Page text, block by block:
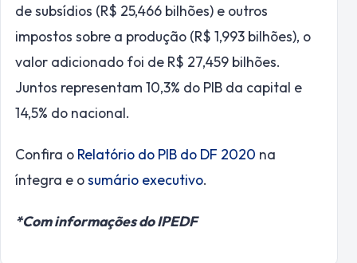
de subsídios (R$ 25,466 bilhões) e outros
impostos sobre a produção (R$ 1,993 bilhões), o
valor adicionado foi de R$ 27,459 bilhões.
Juntos representam 10,3% do PIB da capital e
14,5% do nacional.
Confira o Relatório do PIB do DF 2020 na
íntegra e osumário executivo.
*Com informações do IPEDF